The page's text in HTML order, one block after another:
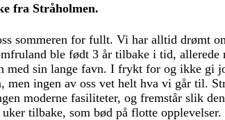
fra Stråholmen.
sommeren for fullt. Vi har alltid drømt
ble født 3 år tilbake i tid,
sin lange favn. I frykt for og ikke gi
ingen av oss vet helt hva vi går til.
moderne fasiliteter, og fremstår slik
tilbake, som bød på flotte opplevelser.